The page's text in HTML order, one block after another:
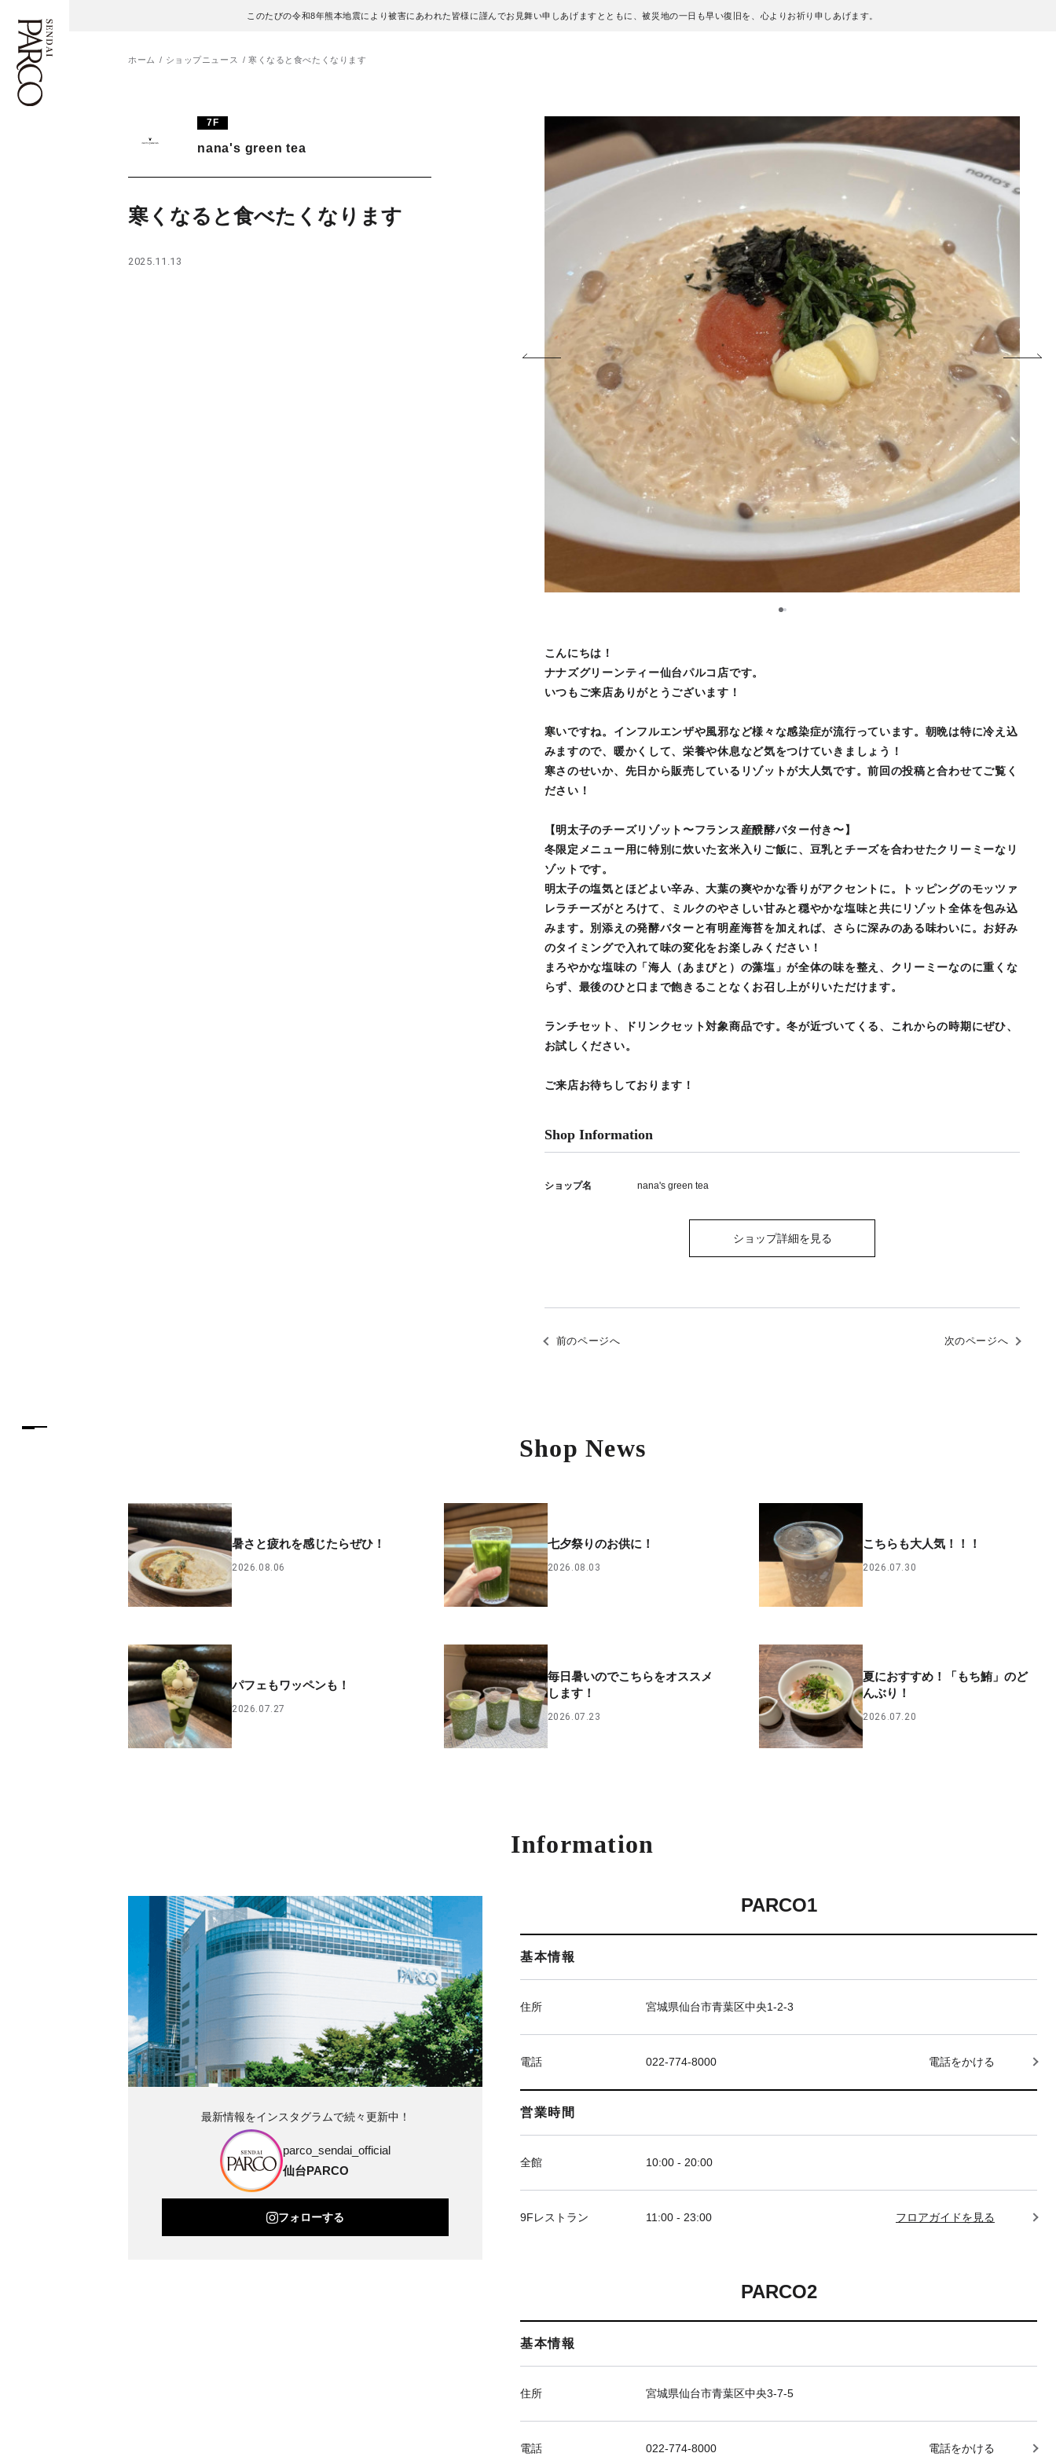
このたびの令和8年熊本地震により被害にあわれた皆様に謹んでお見舞い申しあげますとともに、被災地の一日も早い復旧を、心よりお祈り申しあげます。
施設案内・アクセス
ホーム ショップニュース 寒くなると食べたくなります
7F
nana's green tea
寒くなると食べたくなります
2025.11.13
12
こんにちは！
ナナズグリーンティー仙台パルコ店です。
いつもご来店ありがとうございます！
寒いですね。インフルエンザや風邪など様々な感染症が流行っています。朝晩は特に冷え込
みますので、暖かくして、栄養や休息など気をつけていきましょう！
寒さのせいか、先日から販売しているリゾットが大人気です。前回の投稿と合わせてご覧く
ださい！
【明太子のチーズリゾット〜フランス産醗酵バター付き〜】
冬限定メニュー用に特別に炊いた玄米入りご飯に、豆乳とチーズを合わせたクリーミーなリ
ゾットです。
明太子の塩気とほどよい辛み、大葉の爽やかな香りがアクセントに。トッピングのモッツァ
レラチーズがとろけて、ミルクのやさしい甘みと穏やかな塩味と共にリゾット全体を包み込
みます。別添えの発酵バターと有明産海苔を加えれば、さらに深みのある味わいに。お好み
のタイミングで入れて味の変化をお楽しみください！
まろやかな塩味の「海人（あまびと）の藻塩」が全体の味を整え、クリーミーなのに重くな
らず、最後のひと口まで飽きることなくお召し上がりいただけます。
ランチセット、ドリンクセット対象商品です。冬が近づいてくる、これからの時期にぜひ、
お試しください。
ご来店お待ちしております！
Shop Information
ショップ名 nana's green tea
ショップ詳細を見る
前のページへ 次のページへ
Shop News
暑さと疲れを感じたらぜひ！
2026.08.06
七夕祭りのお供に！
2026.08.03
こちらも大人気！！！
2026.07.30
パフェもワッペンも！
2026.07.27
毎日暑いのでこちらをオススメ
します！
2026.07.23
夏におすすめ！「もち鮪」のど
んぶり！
2026.07.20
Information
PARCO1
基本情報
住所 宮城県仙台市青葉区中央1-2-3
電話 022-774-8000 電話をかける
営業時間
全館 10:00 - 20:00
9Fレストラン 11:00 - 23:00 フロアガイドを見る
PARCO2
基本情報
住所 宮城県仙台市青葉区中央3-7-5
電話 022-774-8000 電話をかける
最新情報をインスタグラムで続々更新中！
parco_sendai_official
仙台PARCO
フォローする